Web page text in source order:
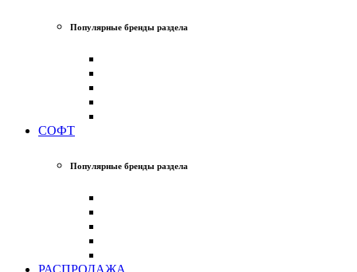
Популярные бренды раздела
СОФТ
Популярные бренды раздела
РАСПРОДАЖА